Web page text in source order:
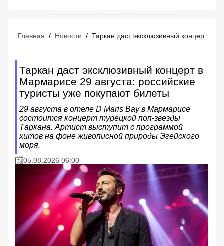
Главная / Новости / Таркан даст эксклюзивный концерт в Мармарисе 29 августа: российские туристы уже покупают билеты
Таркан даст эксклюзивный концерт в
Мармарисе 29 августа: российские
туристы уже покупают билеты
29 августа в отеле D Maris Bay в Мармарисе
состоится концерт турецкой поп-звезды
Таркана. Артист выступит с программой
хитов на фоне живописной природы Эгейского
моря.
05.08.2026 06:00